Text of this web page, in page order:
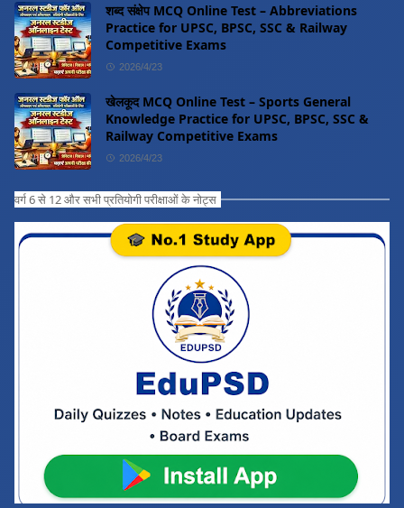
शब्द संक्षेप MCQ Online Test – Abbreviations
Practice for UPSC, BPSC, SSC & Railway
Competitive Exams
2026/4/23
खेलकूद MCQ Online Test – Sports General
Knowledge Practice for UPSC, BPSC, SSC &
Railway Competitive Exams
2026/4/23
वर्ग 6 से 12 और सभी प्रतियोगी परीक्षाओं के नोट्स